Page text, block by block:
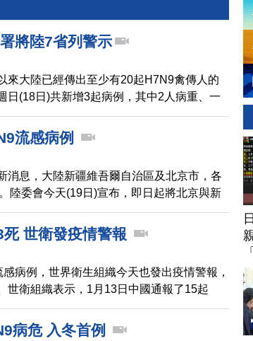
將陸7省列警示
來大陸已經傳出至少有20起H7N9禽傳人的
日(18日)共新增3起病例，其中2人病重、一
副署長莊人祥18日表示，已經將大陸新疆
江、廣東、福建、上海與江西，旅遊疫情建
他省市(不含港澳)則維持第一級注意。
流感病例
消息，大陸新疆維吾爾自治區及北京市，各
陸委會今天(19日)宣布，即日起將北京與新
。疾管署也提醒國人，前往中國大陸，要避
鴨、鵝及蛋類要熟食；並要落實洗手等個人
世衛發疫情警報
病例，世界衛生組織今天也發出疫情警報，
世衛組織表示，1月13日中國通報了15起
死亡。這15名新增都有接觸家禽的紀錄。
病危 入冬首例